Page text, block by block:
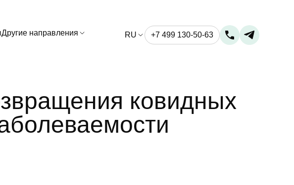
Другие направления RU +7 499 130-50-63
ковидных